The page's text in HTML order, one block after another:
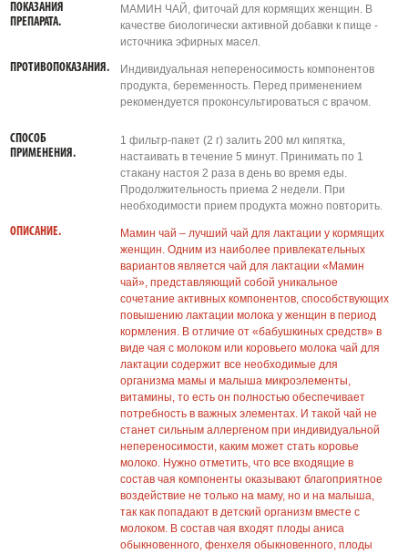
ПОКАЗАНИЯ
ПРЕПАРАТА.
МАМИН ЧАЙ, фиточай для кормящих женщин. В
качестве биологически активной добавки к пище -
источника эфирных масел.
ПРОТИВОПОКАЗАНИЯ.
Индивидуальная непереносимость компонентов
продукта, беременность. Перед применением
рекомендуется проконсультироваться с врачом.
СПОСОБ
ПРИМЕНЕНИЯ.
1 фильтр-пакет (2 г) залить 200 мл кипятка,
настаивать в течение 5 минут. Принимать по 1
стакану настоя 2 раза в день во время еды.
Продолжительность приема 2 недели. При
необходимости прием продукта можно повторить.
ОПИСАНИЕ.
Мамин чай – лучший чай для лактации у кормящих
женщин. Одним из наиболее привлекательных
вариантов является чай для лактации «Мамин
чай», представляющий собой уникальное
сочетание активных компонентов, способствующих
повышению лактации молока у женщин в период
кормления. В отличие от «бабушкиных средств» в
виде чая с молоком или коровьего молока чай для
лактации содержит все необходимые для
организма мамы и малыша микроэлементы,
витамины, то есть он полностью обеспечивает
потребность в важных элементах. И такой чай не
станет сильным аллергеном при индивидуальной
непереносимости, каким может стать коровье
молоко. Нужно отметить, что все входящие в
состав чая компоненты оказывают благоприятное
воздействие не только на маму, но и на малыша,
так как попадают в детский организм вместе с
молоком. В состав чая входят плоды аниса
обыкновенного, фенхеля обыкновенного, плоды